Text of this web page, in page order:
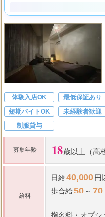
体験入店OK 最低保証あり
短期バイトOK
未経験者歓迎
制服貸与
募集年齢 18歳以上（高
給料
日給40,000円
歩合給50 ～ 70
指名料 ・ オプシ